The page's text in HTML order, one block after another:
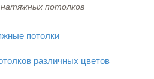
потолков
потолки
различных цветов